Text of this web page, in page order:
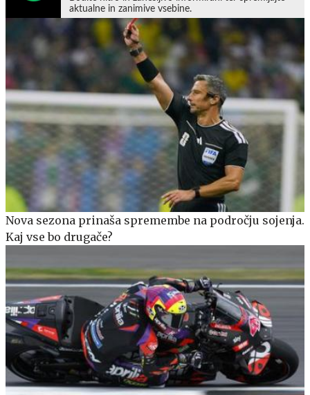
aktualne in zanimive vsebine.
Nova sezona prinaša spremembe na področju sojenja.
Kaj vse bo drugače?